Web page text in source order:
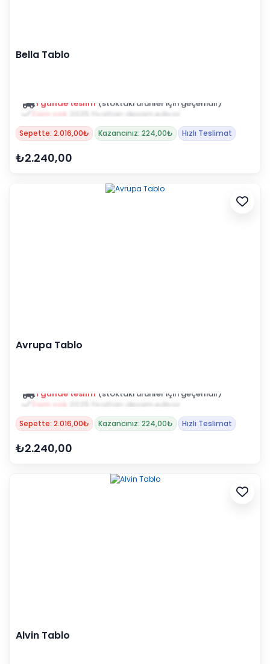
Bella Tablo
Zam yok 2025 fiyatları devam ediyor
Sepette: 2.016,00₺ Kazancınız: 224,00₺ Hızlı Teslimat
₺2.240,00
Avrupa Tablo
Zam yok 2025 fiyatları devam ediyor
Sepette: 2.016,00₺ Kazancınız: 224,00₺ Hızlı Teslimat
₺2.240,00
Alvin Tablo